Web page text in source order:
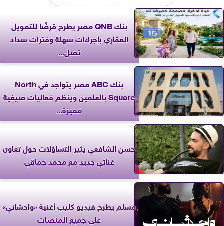
بنك QNB مصر يطرح قرضًا للتمويل
العقاري بإجراءات سهلة وفترات سداد
تصل...
بنك ABC مصر يتواجد في North
Square بالعلمين وينظم فعاليات صيفية
مميزة...
حسن الشافعي يثير التساؤلات حول تعاون
غنائي جديد مع محمد حماقي
مسلم يطرح فيديو كليب أغنية «واحشاني»
على جميع المنصات